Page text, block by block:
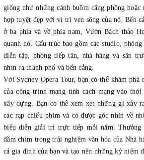
giống như những cánh buồm căng phồng
hợp tuyệt đẹp với vị trí ven sông của nó. Bến
ở ba phía và về phía nam, Vườn Bách thảo
quanh nó. Cấu trúc bao gồm các studio,
diễn tập, phòng tiếp tân, nhà hàng và sân
nhìn ra thành phố và bến cảng.
Với Sydney Opera Tour, bạn có thể khám
của công trình mang tính cách mạng vào
xây dựng. Bạn có thể xem xét những gì xảy
các rạp chiếu phim và có được góc nhìn về
biểu diễn giải trí trực tiếp mỗi năm. Thưởng
đắm chìm trong trải nghiệm văn hóa của Nhà
cả gia đình của bạn và tạo nên những kỷ niệm